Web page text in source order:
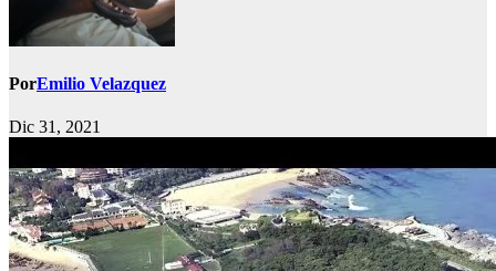
PorEmilio Velazquez
Dic 31, 2021